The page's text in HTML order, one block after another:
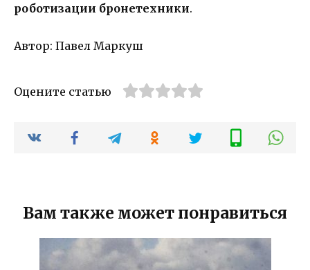
роботизации бронетехники.
Автор: Павел Маркуш
Оцените статью
Вам также может понравиться